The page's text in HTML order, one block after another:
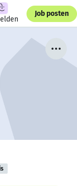
Job posten